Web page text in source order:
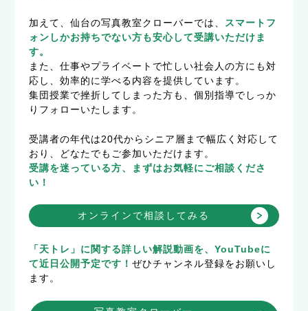
加えて、仙台の写真教室クローバーでは、 スマートフ
ォンしかお持ちでない方も安心して受講いただけま
す。
また、仕事やプライベートで忙しい社会人の方にも対
応し、効率的に学べる内容を提供しています。
集団授業で挫折してしまった方も、個別指導でしっか
りフォローいたします。
受講者の年代は20代からシニア層まで幅広く対応して
おり、どなたでもご参加いただけます。
受講を迷っている方、まずはお気軽にご相談くださ
い！
オンラインで相談してみる
「天トレ」に関する詳しい解説動画を、YouTubeに
て近日公開予定です！ぜひチャンネル登録をお願いし
ます。